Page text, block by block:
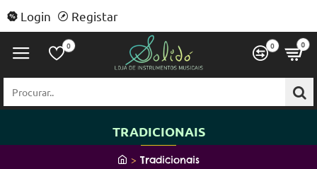
Login Registar
0 0 0
Procurar..
TRADICIONAIS
h
Tradicionais